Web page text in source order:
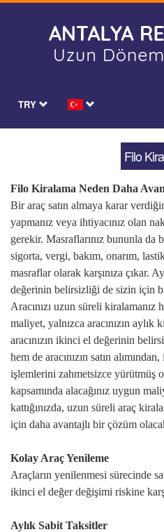
TRY
Filo
Filo Kiralama Neden Daha
Bir araç satın almaya karar
yapmanız veya ihtiyacınız olan
gerekir. Masraflarınız bununla da
sigorta, vergi, bakım, onarım,
masraflar olarak karşınıza çıkar.
değerinin belirsizliği de sizin için
Aracınızı uzun süreli
maliyet, yalnızca aracınızın aylık
aracınızın ikinci el değerinin
hem de aracınızın satın
işlemlerini zahmetsizce yürütmüş
kapsamında alacağınız uygun
kattığınızda, uzun süreli araç
için daha avantajlı bir çözüm
Kolay Araç Yenileme
Araçların yenilenmesi sürecinde
ikinci el değer değişimi riskine
Aylık Sabit Taksitler